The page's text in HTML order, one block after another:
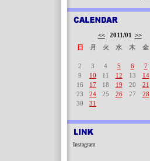
<< 2011/01 >>
日
月 火 水 木 金
2
3 4 5 6 7
9
10 11 12 13 14
16
17 18 19 20 21
23
24 25 26 27 28
30
31
Instagram